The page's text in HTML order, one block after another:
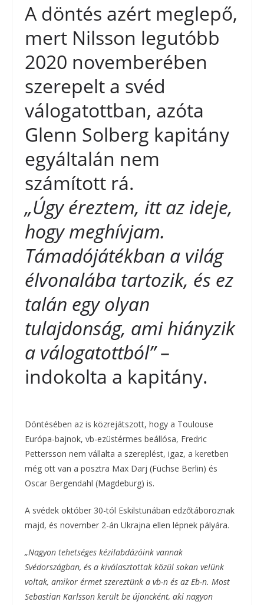
A döntés azért meglepő,
mert Nilsson legutóbb
2020 novemberében
szerepelt a svéd
válogatottban, azóta
Glenn Solberg kapitány
egyáltalán nem
számított rá.
„Úgy éreztem, itt az ideje,
hogy meghívjam.
Támadójátékban a világ
élvonalába tartozik, és ez
talán egy olyan
tulajdonság, ami hiányzik
a válogatottból”–
indokolta a kapitány.
Döntésében az is közrejátszott, hogy a Toulouse
Európa-bajnok, vb-ezüstérmes beállósa, Fredric
Pettersson nem vállalta a szereplést, igaz, a keretben
még ott van a posztra Max Darj (Füchse Berlin) és
Oscar Bergendahl (Magdeburg) is.
A svédek október 30-tól Eskilstunában edzőtáboroznak
majd, és november 2-án Ukrajna ellen lépnek pályára.
„Nagyon tehetséges kézilabdázóink vannak
Svédországban, és a kiválasztottak közül sokan velünk
voltak, amikor érmet szereztünk a vb-n és az Eb-n. Most
Sebastian Karlsson került be újoncként, aki nagyon